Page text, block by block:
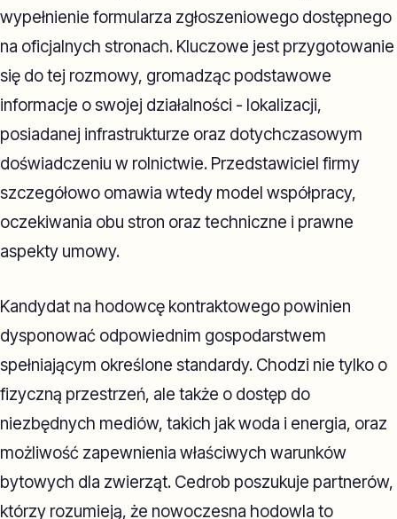
wypełnienie formularza zgłoszeniowego dostępnego
na oficjalnych stronach. Kluczowe jest przygotowanie
się do tej rozmowy, gromadząc podstawowe
informacje o swojej działalności - lokalizacji,
posiadanej infrastrukturze oraz dotychczasowym
doświadczeniu w rolnictwie. Przedstawiciel firmy
szczegółowo omawia wtedy model współpracy,
oczekiwania obu stron oraz techniczne i prawne
aspekty umowy.
Kandydat na hodowcę kontraktowego powinien
dysponować odpowiednim gospodarstwem
spełniającym określone standardy. Chodzi nie tylko o
fizyczną przestrzeń, ale także o dostęp do
niezbędnych mediów, takich jak woda i energia, oraz
możliwość zapewnienia właściwych warunków
bytowych dla zwierząt. Cedrob poszukuje partnerów,
którzy rozumieją, że nowoczesna hodowla to